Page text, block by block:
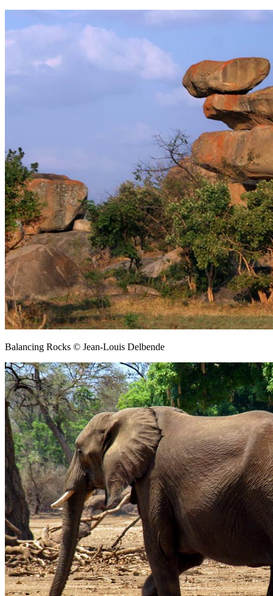
Balancing Rocks © Jean-Louis Delbende